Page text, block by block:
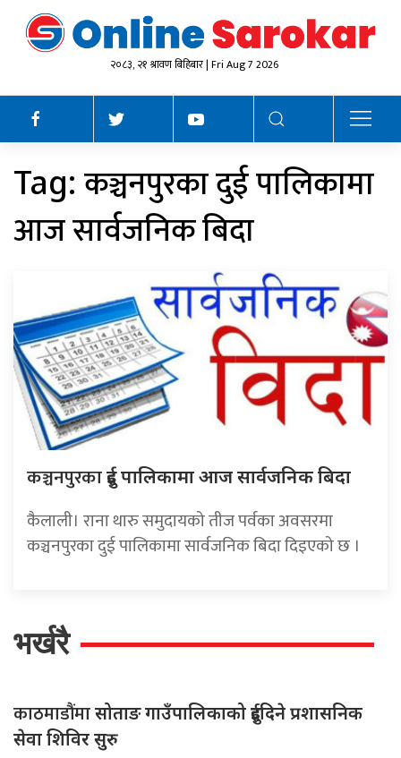
२०८३, २१ श्रावण बिहिबार | Fri Aug 7 2026
Tag: कञ्चनपुरका दुई पालिकामा
आज सार्वजनिक बिदा
कञ्चनपुरकादुई पालिकामा आज सार्वजनिक बिदा
कैलाली। राना थारु समुदायको तीज पर्वका अवसरमा
कञ्चनपुरका दुई पालिकामा सार्वजनिक बिदा दिइएको छ ।
भर्खरै
काठमाडौंमासोताङ गाउँपालिकाको दुईदिने प्रशासनिक
सेवा शिविर सुरु